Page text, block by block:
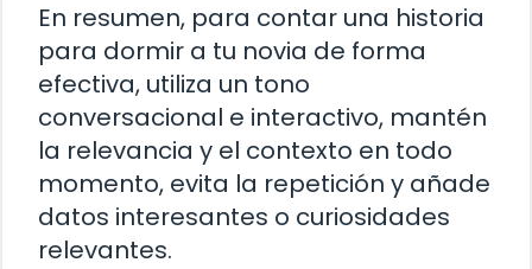
En resumen, para contar una historia
para dormir a tu novia de forma
efectiva, utiliza un tono
conversacional e interactivo, mantén
la relevancia y el contexto en todo
momento, evita la repetición y añade
datos interesantes o curiosidades
relevantes.